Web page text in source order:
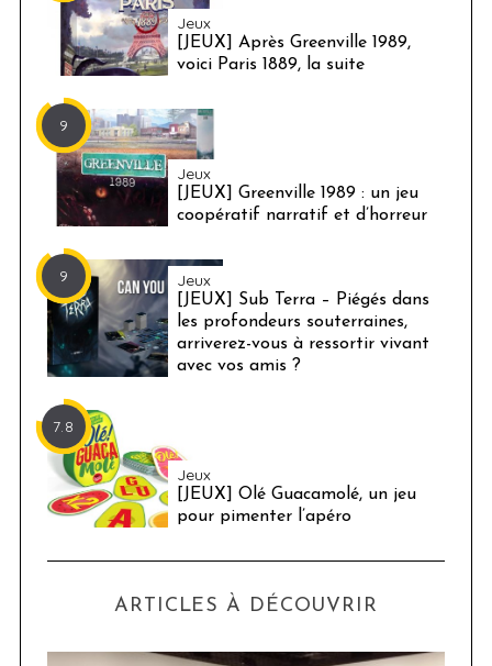
Jeux
[JEUX] Après Greenville 1989,
voici Paris 1889, la suite
9
Jeux
[JEUX] Greenville 1989 : un jeu
coopératif narratif et d’horreur
9 Jeux
[JEUX] Sub Terra – Piégés dans
les profondeurs souterraines,
arriverez-vous à ressortir vivant
avec vos amis ?
7.8
Jeux
[JEUX] Olé Guacamolé, un jeu
pour pimenter l’apéro
ARTICLES À DÉCOUVRIR